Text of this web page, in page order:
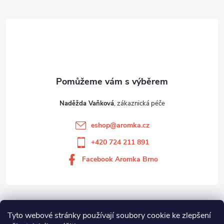
Tyto webové stránky používají soubory cookie ke zlepšení
Vše o nákupu
Naděžda Vaňková
eshop@aromka.cz
+420 724 211 891
Facebook Aromka Brno